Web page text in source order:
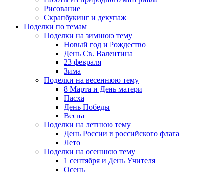
Рисование
Скрапбукинг и декупаж
Поделки по темам
Поделки на зимнюю тему
Новый год и Рождество
День Св. Валентина
23 февраля
Зима
Поделки на весеннюю тему
8 Марта и День матери
Пасха
День Победы
Весна
Поделки на летнюю тему
День России и российского флага
Лето
Поделки на осеннюю тему
1 сентября и День Учителя
Осень